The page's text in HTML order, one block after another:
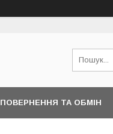
ПОВЕРНЕННЯ ТА ОБМІН